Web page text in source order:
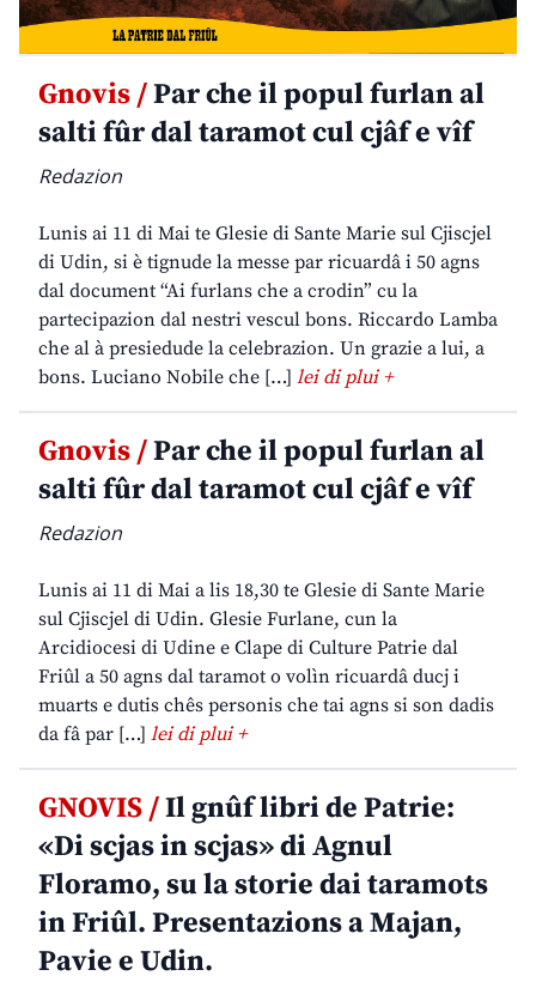
Gnovis /Par che il popul furlan al
salti fûr dal taramot cul cjâf e vîf
Redazion
Lunis ai 11 di Mai te Glesie di Sante Marie sul Cjiscjel
di Udin, si è tignude la messe par ricuardâ i 50 agns
dal document “Ai furlans che a crodin” cu la
partecipazion dal nestri vescul bons. Riccardo Lamba
che al à presiedude la celebrazion. Un grazie a lui, a
bons. Luciano Nobile che […] lei di plui +
Gnovis /Par che il popul furlan al
salti fûr dal taramot cul cjâf e vîf
Redazion
Lunis ai 11 di Mai a lis 18,30 te Glesie di Sante Marie
sul Cjiscjel di Udin. Glesie Furlane, cun la
Arcidiocesi di Udine e Clape di Culture Patrie dal
Friûl a 50 agns dal taramot o volìn ricuardâ ducj i
muarts e dutis chês personis che tai agns si son dadis
da fâ par […] lei di plui +
GNOVIS /Il gnûf libri de Patrie:
«Di scjas in scjas» di Agnul
Floramo, su la storie dai taramots
in Friûl. Presentazions a Majan,
Pavie e Udin.